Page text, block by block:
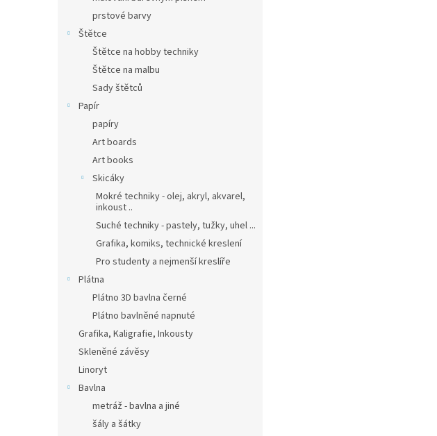
prstové barvy
Štětce
Štětce na hobby techniky
Štětce na malbu
Sady štětců
Papír
papíry
Art boards
Art books
Skicáky
Mokré techniky - olej, akryl, akvarel,
inkoust ..
Suché techniky - pastely, tužky, uhel ...
Grafika, komiks, technické kreslení
Pro studenty a nejmenší kreslíře
Plátna
Plátno 3D bavlna černé
Plátno bavlněné napnuté
Grafika, Kaligrafie, Inkousty
Skleněné závěsy
Linoryt
Bavlna
metráž - bavlna a jiné
šály a šátky